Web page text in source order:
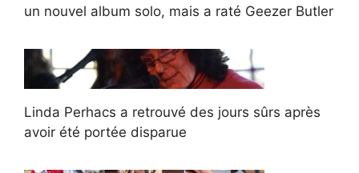
un nouvel album solo, mais a raté Geezer Butler
Linda Perhacs a retrouvé des jours sûrs après
avoir été portée disparue